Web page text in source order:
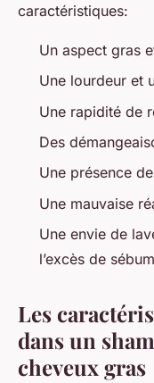
caractéristiques:
Un aspect gras
Une lourdeur et
Une rapidité de
Des
Une présence
Une mauvaise
Une envie de
l’excès de sébum
Les
dans un
cheveux gras